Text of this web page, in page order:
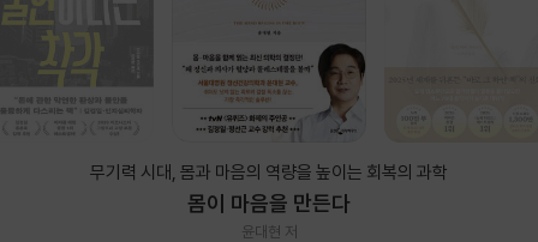
무기력 시대, 몸과 마음의 역량을 높이는 회복의 과학
몸이 마음을 만든다
윤대현 저